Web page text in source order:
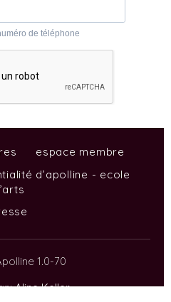
espace membre
d’apolline - ecole
1.0-70
Aline Keller